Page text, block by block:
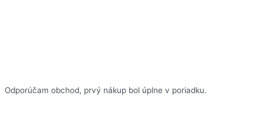
Odporúčam obchod, prvý nákup bol úplne v poriadku.